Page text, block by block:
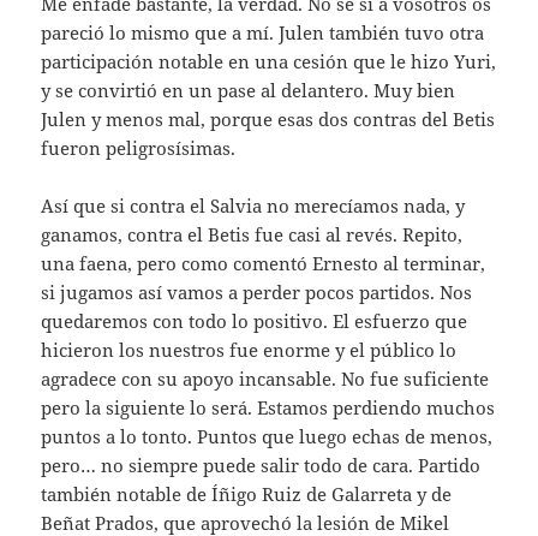
pareció lo mismo que a mí. Julen también tuvo otra
participación notable en una cesión que le hizo Yuri,
y se convirtió en un pase al delantero. Muy bien
Julen y menos mal, porque esas dos contras del Betis
fueron peligrosísimas.
Así que si contra el Salvia no merecíamos nada, y
ganamos, contra el Betis fue casi al revés. Repito,
una faena, pero como comentó Ernesto al terminar,
si jugamos así vamos a perder pocos partidos. Nos
quedaremos con todo lo positivo. El esfuerzo que
hicieron los nuestros fue enorme y el público lo
agradece con su apoyo incansable. No fue suficiente
pero la siguiente lo será. Estamos perdiendo muchos
puntos a lo tonto. Puntos que luego echas de menos,
pero… no siempre puede salir todo de cara. Partido
también notable de Íñigo Ruiz de Galarreta y de
Beñat Prados, que aprovechó la lesión de Mikel